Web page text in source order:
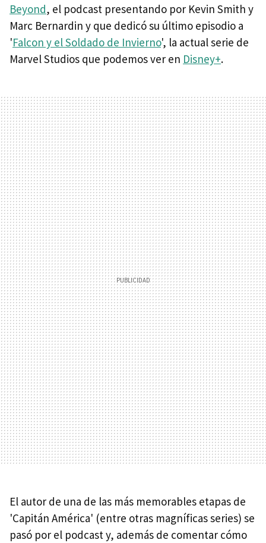
Beyond, el podcast presentando por Kevin Smith y
Marc Bernardin y que dedicó su último episodio a
'Falcon y el Soldado de Invierno', la actual serie de
Marvel Studios que podemos ver en Disney+.
El autor de una de las más memorables etapas de
'Capitán América' (entre otras magníficas series) se
pasó por el podcast y, además de comentar cómo